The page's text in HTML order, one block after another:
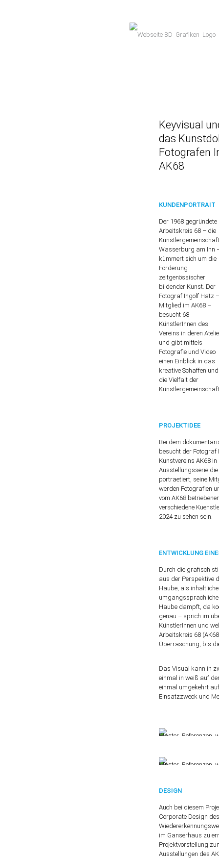
Keyvisual
das
Fotografen
AK68
KUNDENPORTRAIT
Der 1968 gegründete
Arbeitskreis 68 – die
Künstlergemeinschaft
Wasserburg am Inn
kümmert sich um die
Förderung
zeitgenössischer
bildender Kunst. Der
Fotograf Ingolf Hatz –
Mitglied im AK68 –
besucht 68
KünstlerInnen des
Vereins in deren
und gibt mittels
Fotografie und Video
einen Einblick in das
kreative Schaffen und
die Vielfalt der
PROJEKTIDEE
Bei dem
besucht der Fotograf
Kunstvereins AK68
Ausstellungsserie
portraetiert, seine
werden Fotografien
vom AK68
verschiedene
2024 zu sehen sein.
ENTWICKLUNG
Durch die grafisch
aus der Perspektive
Haube, als
Haube dampft, da
genau – sprich im
KünstlerInnen und
Arbeitskreis 68
Überraschung, bis
Das Visual kann in
einmal in weiß auf
einmal umgekehrt
Einsatzzweck und
DESIGN
Auch bei diesem
Corporate Design
im Ganserhaus zu
Projektvorstellung
Ausstellungen des